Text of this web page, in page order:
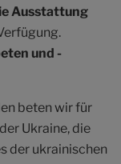
Ausstattung
und -
beten wir für
Ukraine, die
der ukrainischen